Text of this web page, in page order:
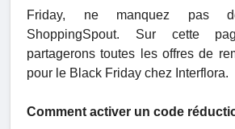
Friday, ne manquez pas
ShoppingSpout. Sur cette
partagerons toutes les offres de
pour le Black Friday chez Interflora.
Comment activer un code